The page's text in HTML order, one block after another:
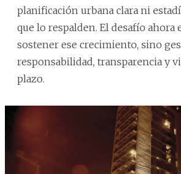
planificación urbana clara ni
que lo respalden. El desafío ahora
sostener ese crecimiento, sino
responsabilidad, transparencia y
plazo.